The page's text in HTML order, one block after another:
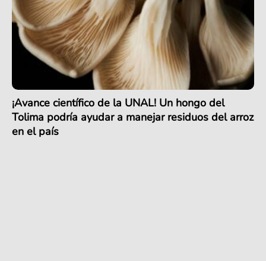
¡Avance científico de la UNAL! Un hongo del
Tolima podría ayudar a manejar residuos del arroz
en el país